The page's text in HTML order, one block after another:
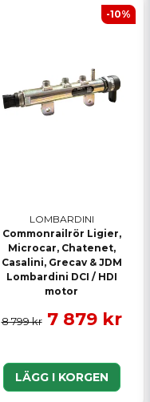
LOMBARDINI
Commonrailrör Ligier,
Microcar, Chatenet,
Casalini, Grecav & JDM
Lombardini DCI / HDI
motor
8 799 kr 7 879 kr
LÄGG I KORGEN
-10%